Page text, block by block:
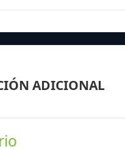
ADICIONAL